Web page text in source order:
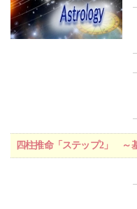
四柱推命「ステップ2」 ～